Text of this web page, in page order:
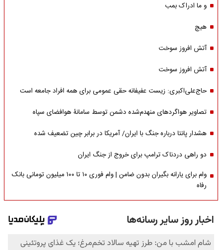
و ما ادراک بمب
هیچ
آتش افروز سوخت
آتش افروز سوخت
حاج‌علی‌اکبری: زیست عفیفانه حقی عمومی برای همه افراد جامعه است
تصاویر هواگردهای منهدم‌شده دشمن توسط سامانۀ هوافضای سپاه
هشدار پانتا درباره جنگ با ایران/ آمریکا در برابر چین تضعیف شده
دو راهی دردناک ترامپ برای خروج از جنگ ایران
وام برای یارانه بگیران بدون ضامن | وام فوری ۱۰ تا ۱۰۰ میلیون تومانی بانک
رفاه